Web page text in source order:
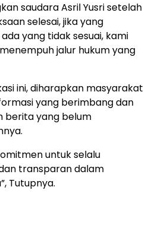
saudara Asril Yusri setelah
selesai, jika yang
yang tidak sesuai, kami
jalur hukum yang
ini, diharapkan masyarakat
yang berimbang dan
berita yang belum
untuk selalu
transparan dalam
Tutupnya.